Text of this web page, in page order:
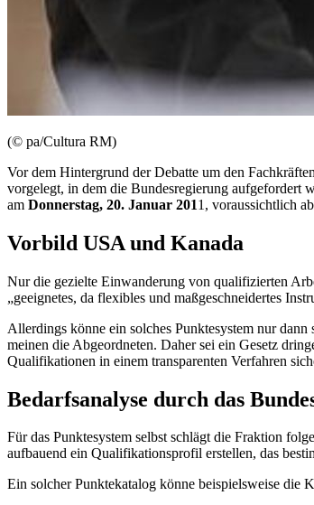
(© pa/Cultura RM)
Vor dem Hintergrund der Debatte um den
vorgelegt, in dem die Bundesregierung aufgefordert
am Donnerstag, 20. Januar 2011, voraussichtlich
Vorbild USA und Kanada
Nur die gezielte Einwanderung von qualifizierten
„geeignetes, da flexibles und maßgeschneidertes
Allerdings könne ein solches Punktesystem nur
meinen die Abgeordneten. Daher sei ein Gesetz
Qualifikationen in einem transparenten Verfahren
Bedarfsanalyse durch das
Für das Punktesystem selbst schlägt die Fraktion
aufbauend ein Qualifikationsprofil erstellen, das
Ein solcher Punktekatalog könne beispielsweise die